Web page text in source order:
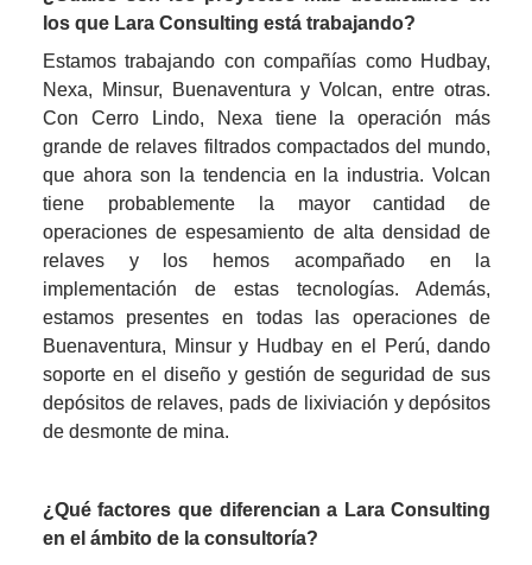
los que Lara Consulting está trabajando?
Estamos trabajando con compañías como Hudbay,
Nexa, Minsur, Buenaventura y Volcan, entre otras.
Con Cerro Lindo, Nexa tiene la operación más
grande de relaves filtrados compactados del mundo,
que ahora son la tendencia en la industria. Volcan
tiene probablemente la mayor cantidad de
operaciones de espesamiento de alta densidad de
relaves y los hemos acompañado en la
implementación de estas tecnologías. Además,
estamos presentes en todas las operaciones de
Buenaventura, Minsur y Hudbay en el Perú, dando
soporte en el diseño y gestión de seguridad de sus
depósitos de relaves, pads de lixiviación y depósitos
de desmonte de mina.
¿Qué factores que diferencian a Lara Consulting
en el ámbito de la consultoría?